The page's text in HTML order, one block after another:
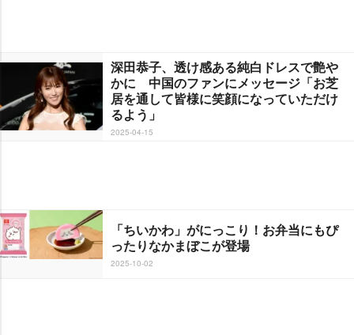
深田恭子、透け感ある純白ドレスで艶
かに 中国のファンにメッセージ「お芝
居を通して皆様に笑顔になっていただけ
るよう」
2025-04-15
「ちいかわ」がにっこり！お弁当にもぴ
ったりなかまぼこが登場
2025-10-02